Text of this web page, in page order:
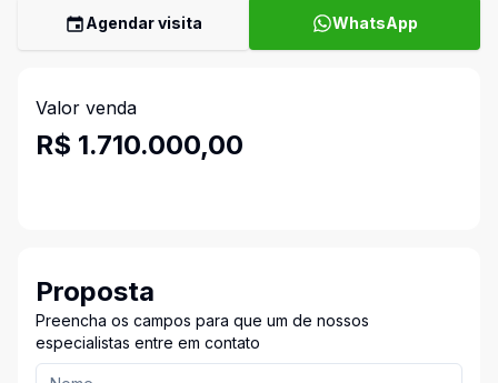
Agendar visita WhatsApp
Valor venda
R$ 1.710.000,00
Proposta
Preencha os campos para que um de nossos
especialistas entre em contato